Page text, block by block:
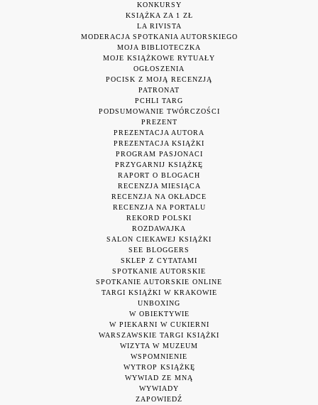
KONKURSY
KSIĄŻKA ZA 1 ZŁ
LA RIVISTA
MODERACJA SPOTKANIA AUTORSKIEGO
MOJA BIBLIOTECZKA
MOJE KSIĄŻKOWE RYTUAŁY
OGŁOSZENIA
POCISK Z MOJĄ RECENZJĄ
PATRONAT
PCHLI TARG
PODSUMOWANIE TWÓRCZOŚCI
PREZENT
PREZENTACJA AUTORA
PREZENTACJA KSIĄŻKI
PROGRAM PASJONACI
PRZYGARNIJ KSIĄŻKĘ
RAPORT O BLOGACH
RECENZJA MIESIĄCA
RECENZJA NA OKŁADCE
RECENZJA NA PORTALU
REKORD POLSKI
ROZDAWAJKA
SALON CIEKAWEJ KSIĄŻKI
SEE BLOGGERS
SKLEP Z CYTATAMI
SPOTKANIE AUTORSKIE
SPOTKANIE AUTORSKIE ONLINE
TARGI KSIĄŻKI W KRAKOWIE
UNBOXING
W OBIEKTYWIE
W PIEKARNI W CUKIERNI
WARSZAWSKIE TARGI KSIĄŻKI
WIZYTA W MUZEUM
WSPOMNIENIE
WYTROP KSIĄŻKĘ
WYWIAD ZE MNĄ
WYWIADY
ZAPOWIEDŹ